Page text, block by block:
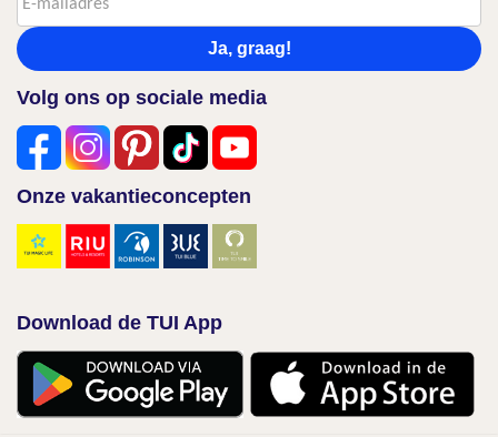
Ja, graag!
Volg ons op sociale media
Onze vakantieconcepten
Download de TUI App